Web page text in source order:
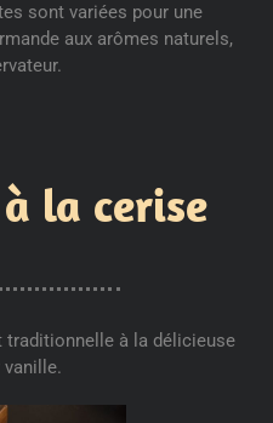
sont variées pour une
aux arômes naturels,
la cerise
traditionnelle à la délicieuse
vanille.